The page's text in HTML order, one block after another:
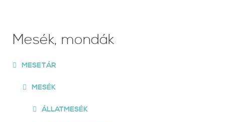
Mesék, mondák
MESETÁR
MESÉK
ÁLLATMESÉK